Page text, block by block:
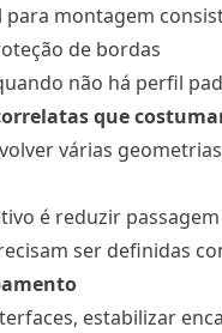
montagem
de bordas
não há perfil
que
várias
é reduzir
ser definidas
estabilizar